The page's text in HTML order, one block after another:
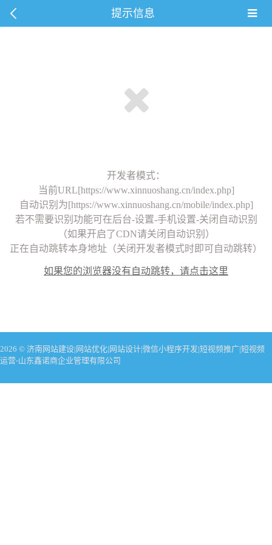
提示信息
开发者模式：
当前URL[https://www.xinnuoshang.cn/index.php]
自动识别为[https://www.xinnuoshang.cn/mobile/index.php]
若不需要识别功能可在后台-设置-手机设置-关闭自动识别
（如果开启了CDN请关闭自动识别）
正在自动跳转本身地址（关闭开发者模式时即可自动跳转）
如果您的浏览器没有自动跳转，请点击这里
2026 © 济南网站建设|网站优化|网站设计|微信小程序开发|短视频推广|短视频
运营-山东鑫诺商企业管理有限公司